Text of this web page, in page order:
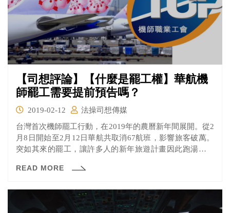
【司想評論】【什麼是罷工權】華航機
師罷工需要提前預告嗎？
2019-02-12
法操司想傳媒
台灣首次機師罷工行動，在2019年的農曆新年間展開。從2
月8日開始至2月12日華航共取消67航班，影響旅客破萬。
突如其來的罷工，讓許多人的新年旅遊計畫因此跑湯，有
預告的討論，關於罷工我國法是怎麼規定的呢？
READ MORE